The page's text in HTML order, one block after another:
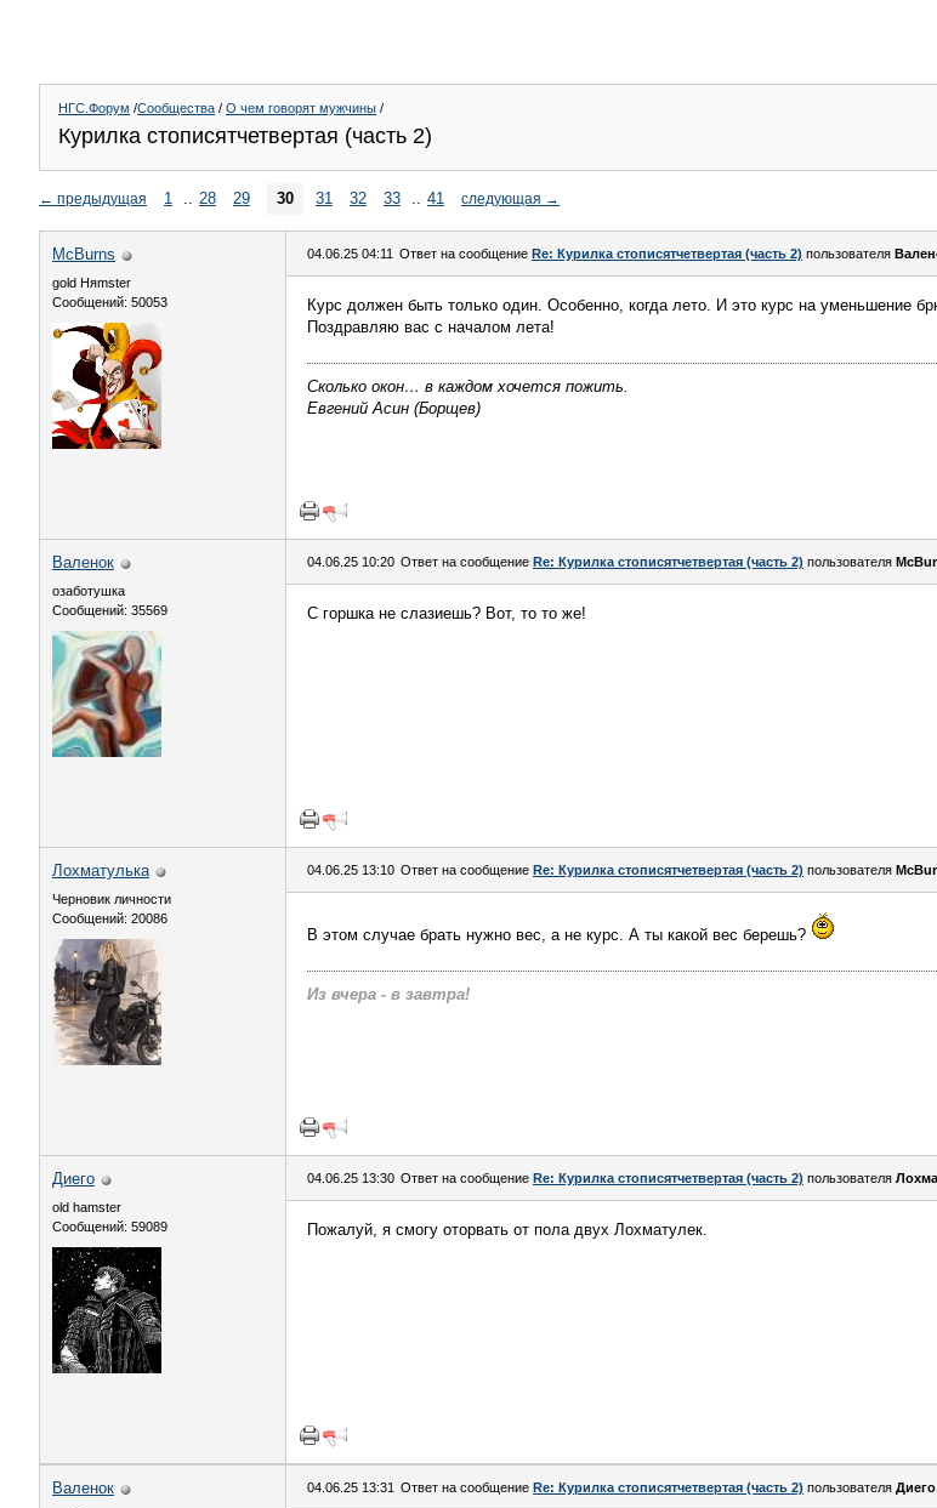
НГС.Форум /Сообщества / О чем говорят мужчины /
Курилка стописятчетвертая (часть 2)
← предыдущая 1 .. 28 29 30 31 32 33 .. 41 следующая →
McBurns
gold Няmster
Сообщений: 50053
04.06.25 04:11 Ответ на сообщение Re: Курилка стописятчетвертая (часть 2) пользователя
Курс должен быть только один. Особенно, когда лето. И это курс на уменьшение
Поздравляю вас с началом лета!
Сколько окон… в каждом хочется пожить.
Евгений Асин (Борщев)
Валенок
озаботушка
Сообщений: 35569
04.06.25 10:20 Ответ на сообщение Re: Курилка стописятчетвертая (часть 2) пользователя
С горшка не слазиешь? Вот, то то же!
Лохматулька
Черновик личности
Сообщений: 20086
04.06.25 13:10 Ответ на сообщение Re: Курилка стописятчетвертая (часть 2) пользователя
В этом случае брать нужно вес, а не курс. А ты какой вес берешь?
Из вчера - в завтра!
Диего
old hamster
Сообщений: 59089
04.06.25 13:30 Ответ на сообщение Re: Курилка стописятчетвертая (часть 2) пользователя
Пожалуй, я смогу оторвать от пола двух Лохматулек.
Валенок 04.06.25 13:31 Ответ на сообщение Re: Курилка стописятчетвертая (часть 2) пользователя Диего